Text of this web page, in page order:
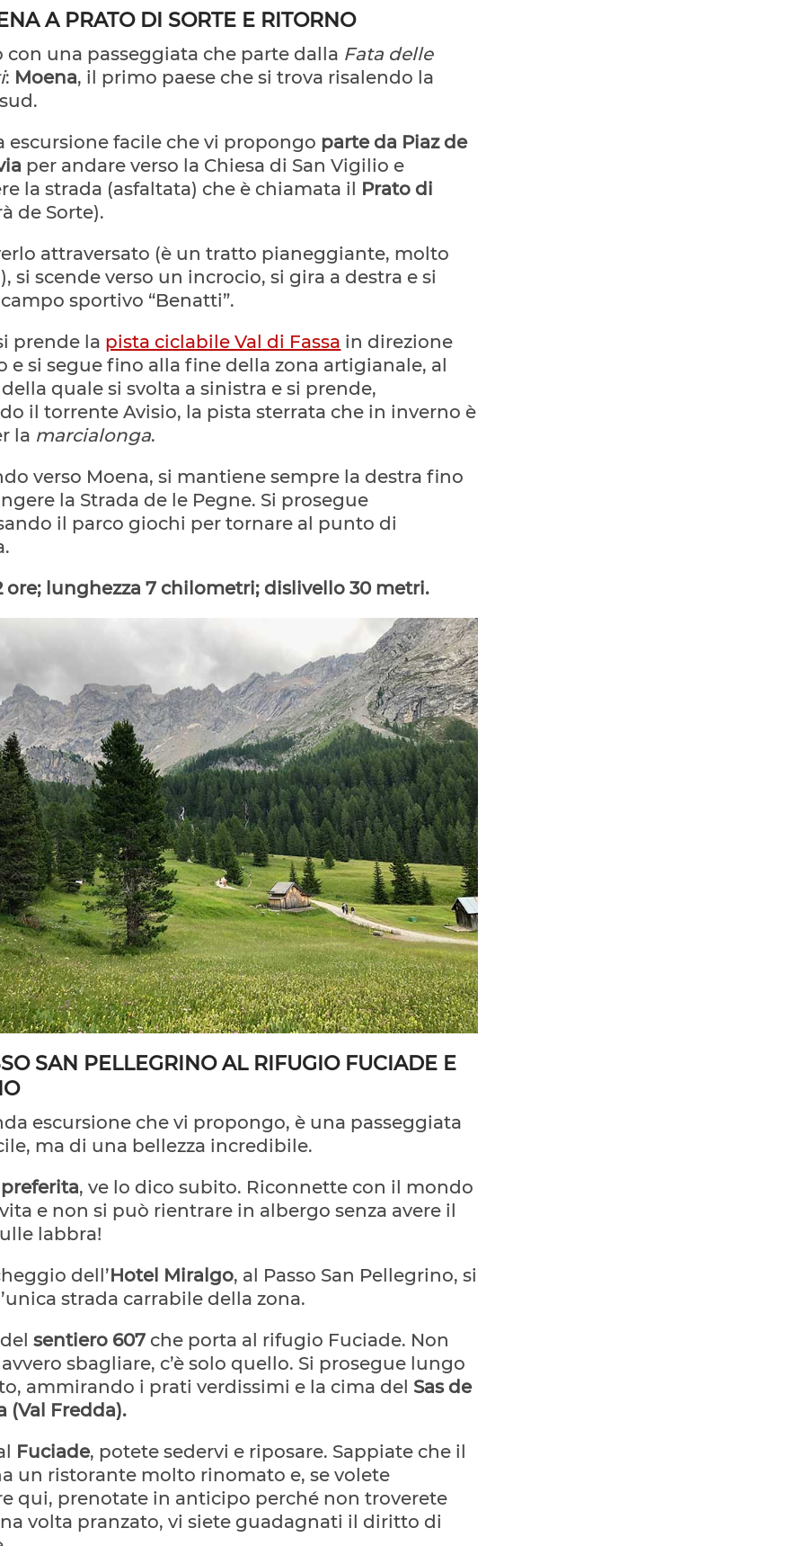
A PRATO DI SORTE E RITORNO
con una passeggiata che parte dalla Fata delle
: Moena, il primo paese che si trova risalendo la
escursione facile che vi propongo parte da Piaz de
per andare verso la Chiesa di San Vigilio e
la strada (asfaltata) che è chiamata il Prato di
de Sorte).
attraversato (è un tratto pianeggiante, molto
si scende verso un incrocio, si gira a destra e si
sportivo “Benatti”.
prende la pista ciclabile Val di Fassa in direzione
e si segue fino alla fine della zona artigianale, al
quale si svolta a sinistra e si prende,
il torrente Avisio, la pista sterrata che in inverno è
la marcialonga.
verso Moena, si mantiene sempre la destra fino
la Strada de le Pegne. Si prosegue
il parco giochi per tornare al punto di
ore; lunghezza 7 chilometri; dislivello 30 metri.
SAN PELLEGRINO AL RIFUGIO FUCIADE E
escursione che vi propongo, è una passeggiata
ma di una bellezza incredibile.
, ve lo dico subito. Riconnette con il mondo
e non si può rientrare in albergo senza avere il
labbra!
dell’Hotel Miralgo, al Passo San Pellegrino, si
strada carrabile della zona.
sentiero 607 che porta al rifugio Fuciade. Non
sbagliare, c’è solo quello. Si prosegue lungo
ammirando i prati verdissimi e la cima del Sas de
(Val Fredda).
Fuciade, potete sedervi e riposare. Sappiate che il
un ristorante molto rinomato e, se volete
qui, prenotate in anticipo perché non troverete
volta pranzato, vi siete guadagnati il diritto di